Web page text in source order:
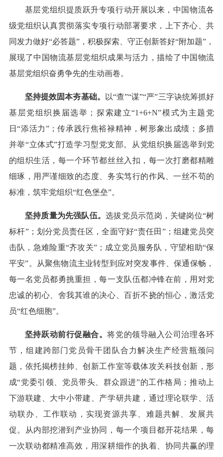
基层党组织提质跃升专项行动开展以来，中国物流各
级党组织认真贯彻落实专项行动部署要求，上下齐心、共
同发力做好“必答题”，积极探索、守正创新答好“附加题”，
展现了中国物流基层党组织成果与活力，描绘了中国物流
基层党组织奋勇争先的生动画卷。
坚持提效固本夯基础。 以“查”“谋”“严”三字诀统筹抓好
基层党组织换届选举；探索建立“1+6+N”模式为主题党
日“添活力”；传承践行焦裕禄精神，树形象出成绩；多措
并举“立体式”打造学习型党支部。从党组织换届选举到党
的组织生活，每一个环节都丝丝入扣，每一次打磨都精雕
细琢，用严谨细致的态度、务实笃行的作风、一丝不苟的
标准，筑牢党组织“红色堡垒”。
坚持质量为先强队伍。选拔党员示范岗，关键岗位“树
标杆”；划分党员责任区，全面守好“责任田”；组建党员突
击队，急难险重“齐攻关”；成立党员服务队，守望相助“保
平安”。从聚焦物流主业转型到应对突发事件、保通保畅，
每一名党员都勇挑重担，每一支队伍都冲锋在前，用对党
忠诚的初心、舍我其谁的决心、百折不挠的恒心，激活党
员“红色细胞”。
坚持跃动前行促融合。将党的领导融入公司治理各环
节，组建跨部门党员骨干团队合力解决生产经营瓶颈问
题，依托揭榜挂帅、创新工作室等载体攻关科技创新，形
成“党委引领、党员带头、群众跟进”的工作格局；推动上
下游联建、大中小带建、产学研共建，通过理论联学、活
动联办、工作联动，实现资源共享、难题共解、发展共
促。从内部挖潜到产业协同，每一个项目都开花结果，每
一次联动都精准高效，用深耕细作的执着、协同共赢的理